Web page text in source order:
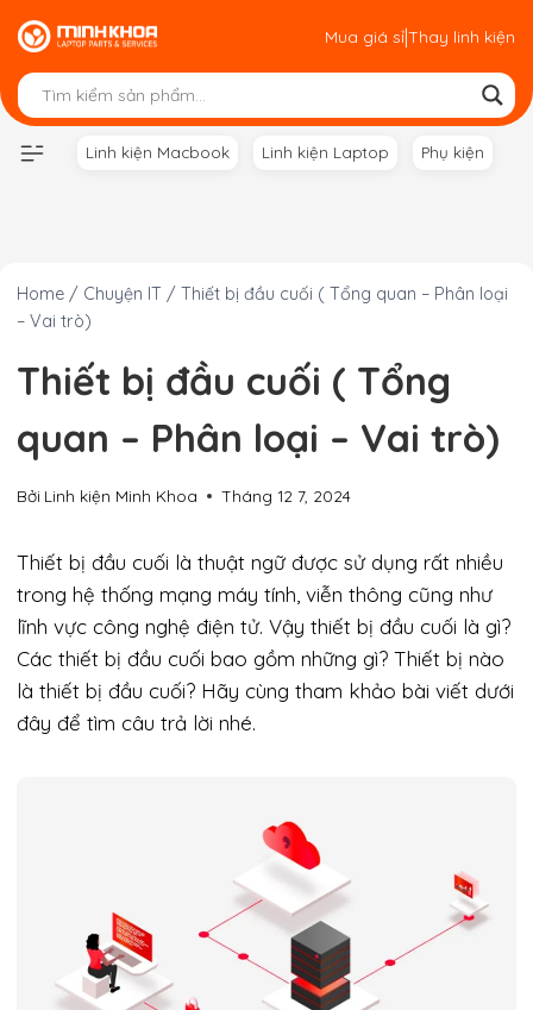
Skip
to
content
Mua giá sỉ|Thay linh kiện
Linh kiện Macbook Linh kiện Laptop Phụ kiện
Home / Chuyện IT / Thiết bị đầu cuối ( Tổng quan – Phân loại
– Vai trò)
Thiết bị đầu cuối ( Tổng
quan – Phân loại – Vai trò)
Bởi Linh kiện Minh Khoa Tháng 12 7, 2024
Thiết bị đầu cuối là thuật ngữ được sử dụng rất nhiều
trong hệ thống mạng máy tính, viễn thông cũng như
lĩnh vực công nghệ điện tử. Vậy thiết bị đầu cuối là gì?
Các thiết bị đầu cuối bao gồm những gì? Thiết bị nào
là thiết bị đầu cuối? Hãy cùng tham khảo bài viết dưới
đây để tìm câu trả lời nhé.